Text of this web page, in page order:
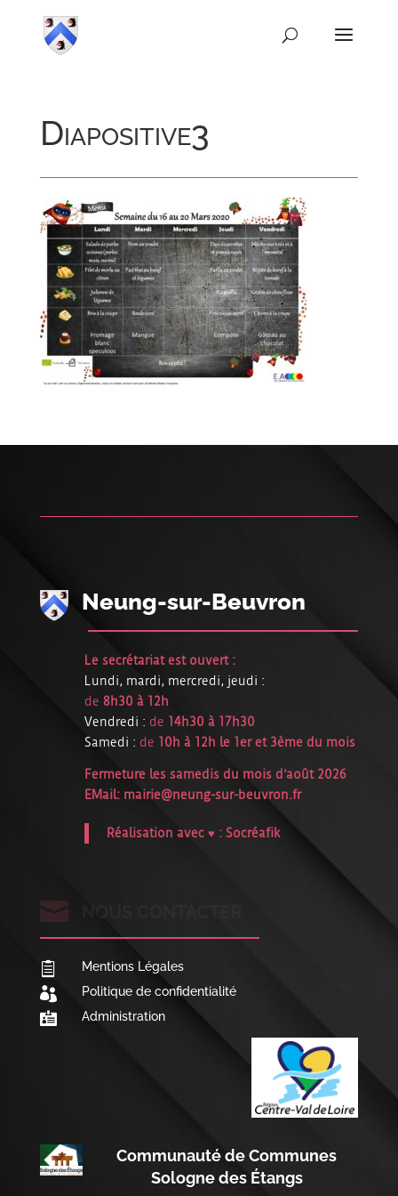
Diapositive3
Neung-sur-Beuvron
Le secrétariat est ouvert :
Lundi, mardi, mercredi, jeudi :
de 8h30 à 12h
Vendredi : de 14h30 à 17h30
Samedi : de 10h à 12h le 1er et 3ème du mois
Fermeture les samedis du mois d’août 2026
EMail: mairie@neung-sur-beuvron.fr
Réalisation avec ♥ : Socréafik

 Mentions Légales
 Politique de confidentialité
 Administration
Communauté de Communes
Sologne des Étangs